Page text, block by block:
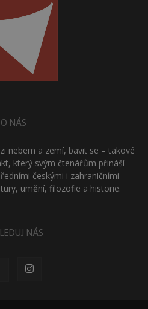
O NÁS
nebem a zemí, bavit se – takové
který svým čtenářům přináší
českými i zahraničními
umění, filozofie a historie.
NÁS